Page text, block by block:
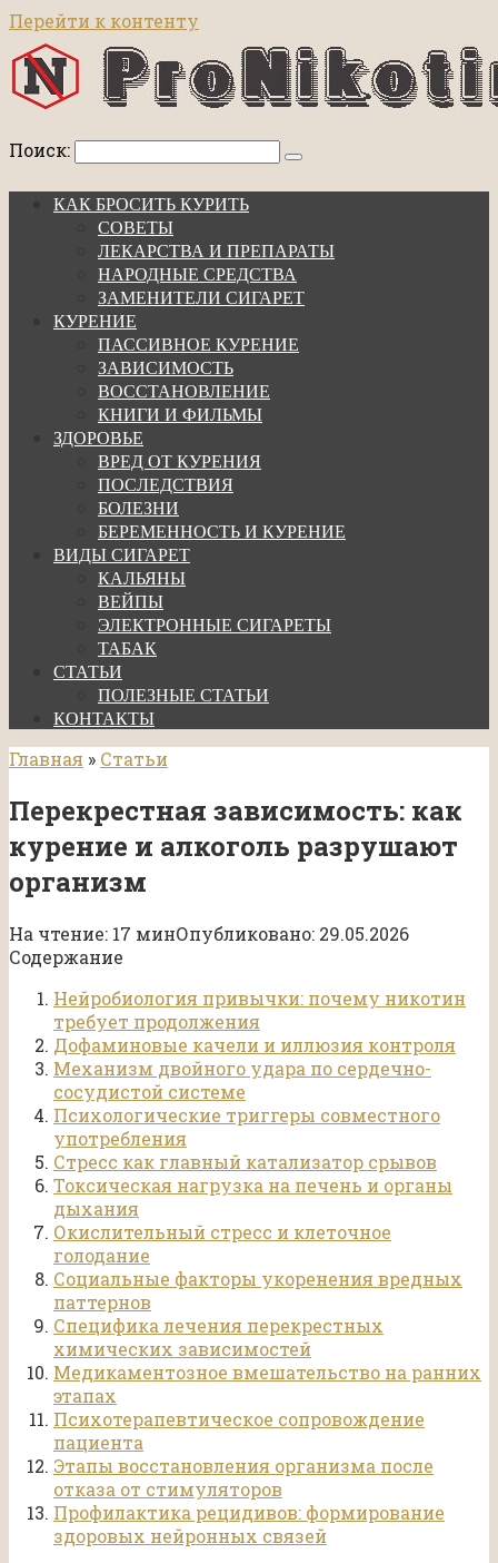
Перейти к контенту
Поиск:
КАК БРОСИТЬ КУРИТЬ
СОВЕТЫ
ЛЕКАРСТВА И ПРЕПАРАТЫ
НАРОДНЫЕ СРЕДСТВА
ЗАМЕНИТЕЛИ СИГАРЕТ
КУРЕНИЕ
ПАССИВНОЕ КУРЕНИЕ
ЗАВИСИМОСТЬ
ВОССТАНОВЛЕНИЕ
КНИГИ И ФИЛЬМЫ
ЗДОРОВЬЕ
ВРЕД ОТ КУРЕНИЯ
ПОСЛЕДСТВИЯ
БОЛЕЗНИ
БЕРЕМЕННОСТЬ И КУРЕНИЕ
ВИДЫ СИГАРЕТ
КАЛЬЯНЫ
ВЕЙПЫ
ЭЛЕКТРОННЫЕ СИГАРЕТЫ
ТАБАК
СТАТЬИ
ПОЛЕЗНЫЕ СТАТЬИ
КОНТАКТЫ
Главная » Статьи
Перекрестная зависимость: как
курение и алкоголь разрушают
организм
На чтение: 17 минОпубликовано: 29.05.2026
Содержание
Нейробиология привычки: почему никотин
требует продолжения
Дофаминовые качели и иллюзия контроля
Механизм двойного удара по сердечно-
сосудистой системе
Психологические триггеры совместного
употребления
Стресс как главный катализатор срывов
Токсическая нагрузка на печень и органы
дыхания
Окислительный стресс и клеточное
голодание
Социальные факторы укоренения вредных
паттернов
Специфика лечения перекрестных
химических зависимостей
Медикаментозное вмешательство на ранних
этапах
Психотерапевтическое сопровождение
пациента
Этапы восстановления организма после
отказа от стимуляторов
Профилактика рецидивов: формирование
здоровых нейронных связей